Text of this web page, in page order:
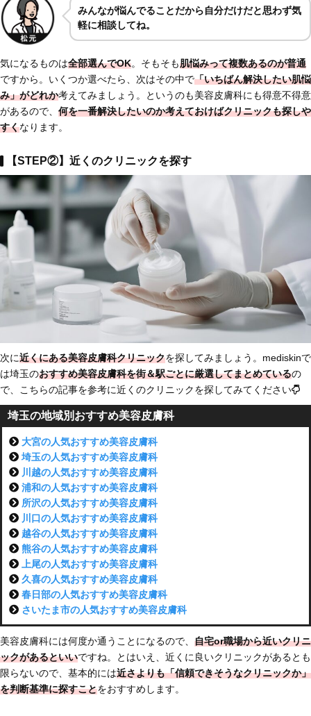
みんなが悩んでることだから自分だけだと思わず気
軽に相談してね。
気になるものは全部選んでOK。そもそも肌悩みって複数あるのが普通
ですから。いくつか選べたら、次はその中で「いちばん解決したい肌悩
み」がどれか考えてみましょう。というのも美容皮膚科にも得意不得意
があるので、 何を一番解決したいのか考えておけばクリニックも探しや
すくなります。
【STEP②】近くのクリニックを探す
次に近くにある美容皮膚科クリニックを探してみましょう。mediskinで
は埼玉のおすすめ美容皮膚科を街＆駅ごとに厳選してまとめているの
で、こちらの記事を参考に近くのクリニックを探してみてください
埼玉の地域別おすすめ美容皮膚科
大宮の人気おすすめ美容皮膚科
埼玉の人気おすすめ美容皮膚科
川越の人気おすすめ美容皮膚科
浦和の人気おすすめ美容皮膚科
所沢の人気おすすめ美容皮膚科
川口の人気おすすめ美容皮膚科
越谷の人気おすすめ美容皮膚科
熊谷の人気おすすめ美容皮膚科
上尾の人気おすすめ美容皮膚科
久喜の人気おすすめ美容皮膚科
春日部の人気おすすめ美容皮膚科
さいたま市の人気おすすめ美容皮膚科
美容皮膚科には何度か通うことになるので、 自宅or職場から近いクリニ
ックがあるといいですね。とはいえ、近くに良いクリニックがあるとも
限らないので、基本的には近さよりも「信頼できそうなクリニックか」
を判断基準に探すことをおすすめします。